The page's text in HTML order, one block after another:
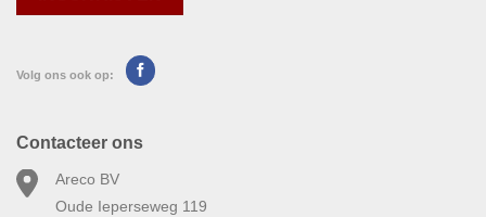
Volg ons ook op:
Contacteer ons
Areco BV
Oude Ieperseweg 119